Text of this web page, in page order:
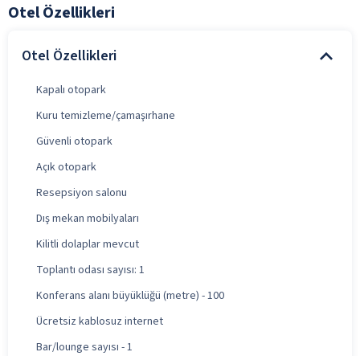
Otel Özellikleri
Otel Özellikleri
Kapalı otopark
Kuru temizleme/çamaşırhane
Güvenli otopark
Açık otopark
Resepsiyon salonu
Dış mekan mobilyaları
Kilitli dolaplar mevcut
Toplantı odası sayısı: 1
Konferans alanı büyüklüğü (metre) - 100
Ücretsiz kablosuz internet
Bar/lounge sayısı - 1